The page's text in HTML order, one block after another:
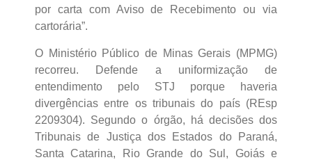
por carta com Aviso de Recebimento ou via
cartorária”.
O Ministério Público de Minas Gerais (MPMG)
recorreu. Defende a uniformização de
entendimento pelo STJ porque haveria
divergências entre os tribunais do país (REsp
2209304). Segundo o órgão, há decisões dos
Tribunais de Justiça dos Estados do Paraná,
Santa Catarina, Rio Grande do Sul, Goiás e